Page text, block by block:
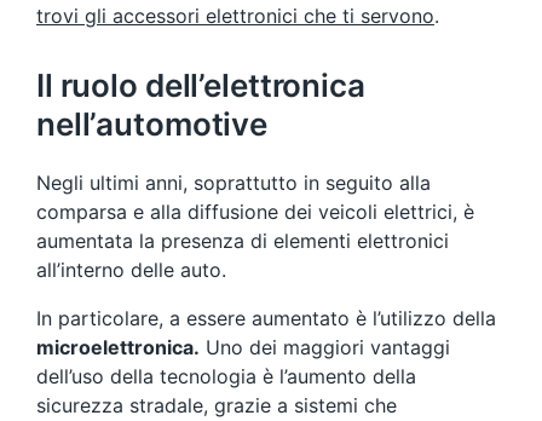
trovi gli accessori elettronici che ti servono.
Il ruolo dell’elettronica
nell’automotive
Negli ultimi anni, soprattutto in seguito alla
comparsa e alla diffusione dei veicoli elettrici, è
aumentata la presenza di elementi elettronici
all’interno delle auto.
In particolare, a essere aumentato è l’utilizzo della
microelettronica. Uno dei maggiori vantaggi
dell’uso della tecnologia è l’aumento della
sicurezza stradale, grazie a sistemi che